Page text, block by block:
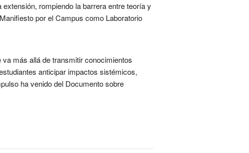
rompiendo la barrera entre teoría y
por el Campus como Laboratorio
más allá de transmitir conocimientos
anticipar impactos sistémicos,
ha venido del Documento sobre